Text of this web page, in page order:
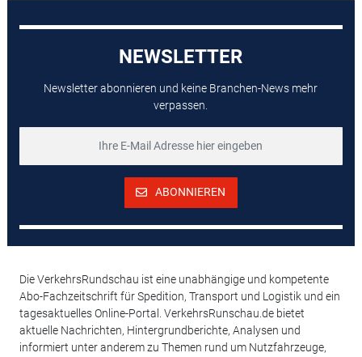
NEWSLETTER
Newsletter abonnieren und keine Branchen-News mehr
verpassen.
ABONNIEREN
Die VerkehrsRundschau ist eine unabhängige und kompetente
Abo-Fachzeitschrift für Spedition, Transport und Logistik und ein
tagesaktuelles Online-Portal. VerkehrsRunschau.de bietet
aktuelle Nachrichten, Hintergrundberichte, Analysen und
informiert unter anderem zu Themen rund um Nutzfahrzeuge,